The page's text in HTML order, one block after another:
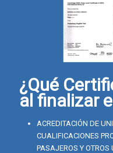
¿Qué
al finalizar
ACREDITACIÓN DE
CUALIFICACIONES
PASAJEROS Y OTROS